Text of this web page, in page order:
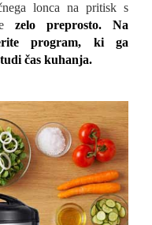
lonca na pritisk s
zelo preprosto. Na
program, ki ga
čas kuhanja.